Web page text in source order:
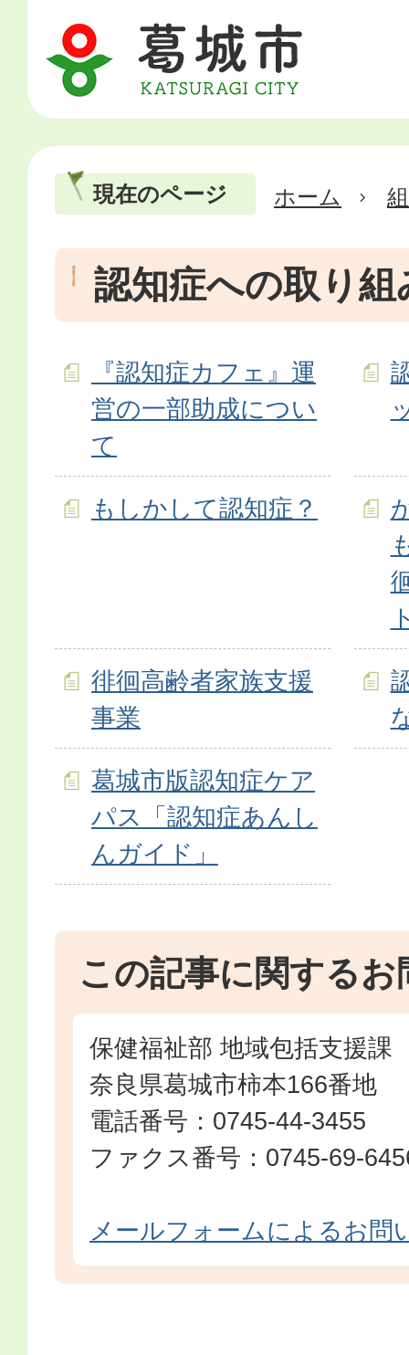
現在のページ ホーム
認知症への取り組
『認知症カフェ』運
営の一部助成につい
て
もしかして認知症？
徘徊高齢者家族支援
事業
葛城市版認知症ケア
パス「認知症あんし
んガイド」
この記事に関するお
保健福祉部 地域包括支援課
奈良県葛城市柿本166番地
電話番号：0745-44-3455
ファクス番号：0745-69-
メールフォームによるお問